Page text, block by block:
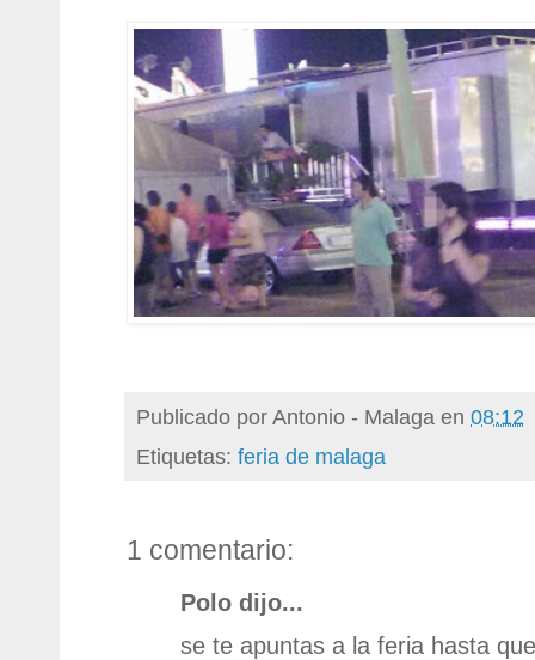
Publicado porAntonio - Malaga en 08:12
Etiquetas: feria de malaga
1 comentario:
Polo dijo...
se te apuntas a la feria hasta